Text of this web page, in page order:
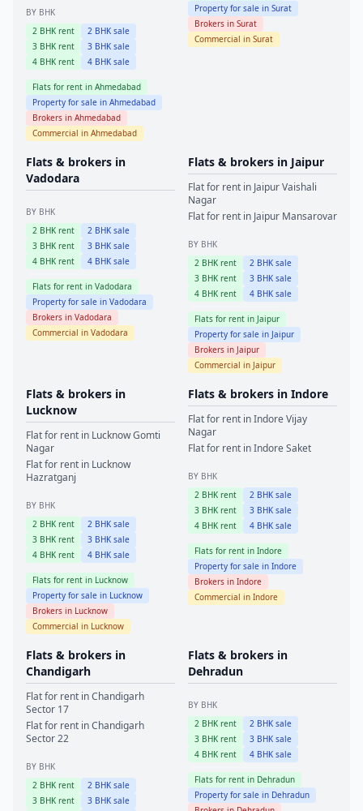
BY BHK
2 BHK rent 2 BHK sale
3 BHK rent 3 BHK sale
4 BHK rent 4 BHK sale
Flats for rent in Ahmedabad
Property for sale in Ahmedabad
Brokers in Ahmedabad
Commercial in Ahmedabad
Property for sale in Surat
Brokers in Surat
Commercial in Surat
Flats & brokers in
Vadodara
BY BHK
2 BHK rent 2 BHK sale
3 BHK rent 3 BHK sale
4 BHK rent 4 BHK sale
Flats for rent in Vadodara
Property for sale in Vadodara
Brokers in Vadodara
Commercial in Vadodara
Flats & brokers in Jaipur
Flat for rent in JaipurVaishali
Nagar
Flat for rent in Jaipur Mansarovar
BY BHK
2 BHK rent 2 BHK sale
3 BHK rent 3 BHK sale
4 BHK rent 4 BHK sale
Flats for rent in Jaipur
Property for sale in Jaipur
Brokers in Jaipur
Commercial in Jaipur
Flats & brokers in
Lucknow
Flat for rent in LucknowGomti
Nagar
Flat for rent in Lucknow
Hazratganj
BY BHK
2 BHK rent 2 BHK sale
3 BHK rent 3 BHK sale
4 BHK rent 4 BHK sale
Flats for rent in Lucknow
Property for sale in Lucknow
Brokers in Lucknow
Commercial in Lucknow
Flats & brokers in Indore
Flat for rent inIndoreVijay
Nagar
Flat for rent inIndoreSaket
BY BHK
2 BHK rent 2 BHK sale
3 BHK rent 3 BHK sale
4 BHK rent 4 BHK sale
Flats for rent in Indore
Property for sale in Indore
Brokers in Indore
Commercial in Indore
Flats & brokers in
Chandigarh
Flat for rent inChandigarh
Sector 17
Flat for rent inChandigarh
Sector 22
BY BHK
2 BHK rent 2 BHK sale
3 BHK rent 3 BHK sale
Flats & brokers in
Dehradun
BY BHK
2 BHK rent 2 BHK sale
3 BHK rent 3 BHK sale
4 BHK rent 4 BHK sale
Flats for rent in Dehradun
Property for sale in Dehradun